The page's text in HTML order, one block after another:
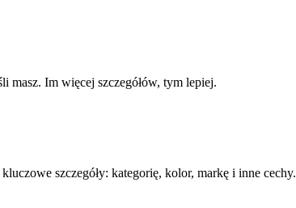
masz. Im więcej szczegółów, tym lepiej.
szczegóły: kategorię, kolor, markę i inne cechy.